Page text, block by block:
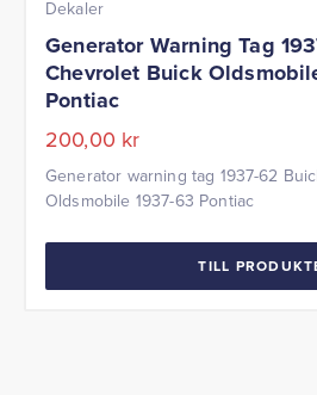
Dekaler
Generator Warning Tag
Chevrolet Buick
Pontiac
200,00 kr
Generator warning tag 1937-62
Oldsmobile 1937-63 Pontiac
TILL